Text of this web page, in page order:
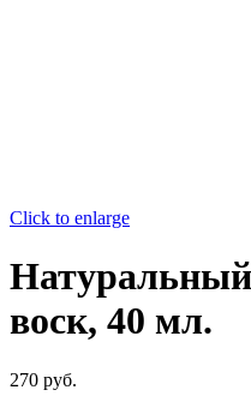
Click to enlarge
воск, 40 мл.
270 руб.